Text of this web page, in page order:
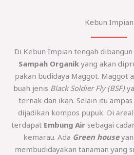
Kebun Impian
Di Kebun Impian tengah
Sampah Organikyang akan
pakan budidaya Maggot. Maggot
buah jenis Black Soldier Fly (BSF)
ternak dan ikan. Selain itu
dijadikan kompos pupuk. Di
terdapat Embung Air sebagai
kemarau. Ada Green house
membudidayakan tanaman yang